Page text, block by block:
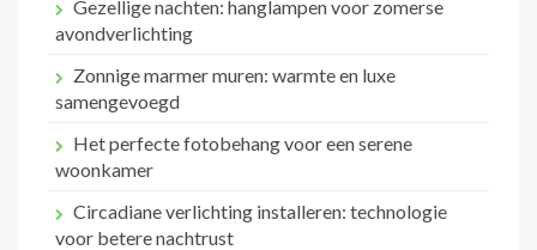
Gezellige nachten: hanglampen voor zomerse
avondverlichting
Zonnige marmer muren: warmte en luxe
samengevoegd
Het perfecte fotobehang voor een serene
woonkamer
Circadiane verlichting installeren: technologie
voor betere nachtrust